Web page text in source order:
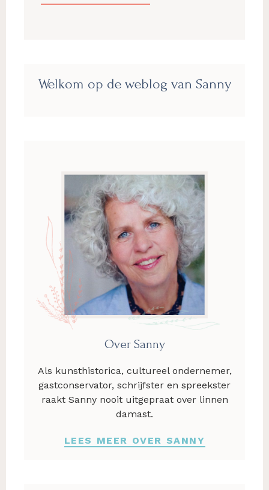
Sidebar
Welkom op de weblog van Sanny
Over Sanny
Als kunsthistorica, cultureel ondernemer,
gastconservator, schrijfster en spreekster
raakt Sanny nooit uitgepraat over linnen
damast.
LEES MEER OVER SANNY